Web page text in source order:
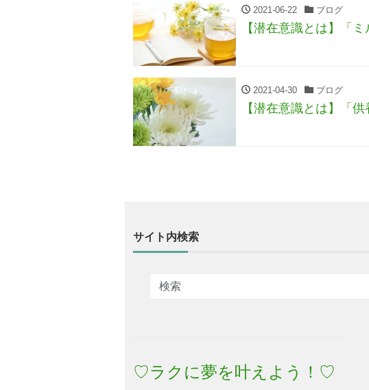
2021-06-22 ブログ
【潜在意識とは】「
2021-04-30 ブログ
【潜在意識とは】「
サイト内検索
♡ラクに夢を叶えよう！♡